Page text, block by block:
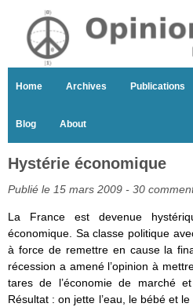
Home Archives Publications
Blog About
Hystérie économique
Publié le 15 mars 2009 - 30
La France est devenue
économique. Sa classe politique
à force de remettre en cause la
récession a amené l’opinion à
tares de l’économie de marché
Résultat : on jette l’eau, le bébé et